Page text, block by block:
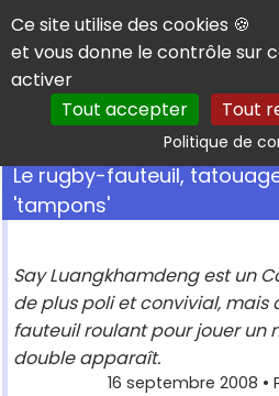
Panneau de gestion des cookies
Ce site utilise des cookies 🍪
et vous donne le contrôle sur
activer
Tout accepter
Tout
Politique de
Le rugby-fauteuil,
'tampons'
Say Luangkhamdeng est un
de plus poli et convivial, mais
fauteuil roulant pour jouer un
double apparaît.
16 septembre 2008 •